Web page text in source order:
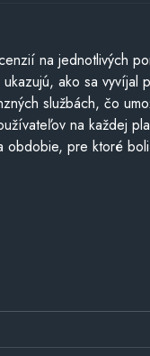
na jednotlivých
ako sa vyvíjal
službách, čo
na každej
obdobie, pre ktoré